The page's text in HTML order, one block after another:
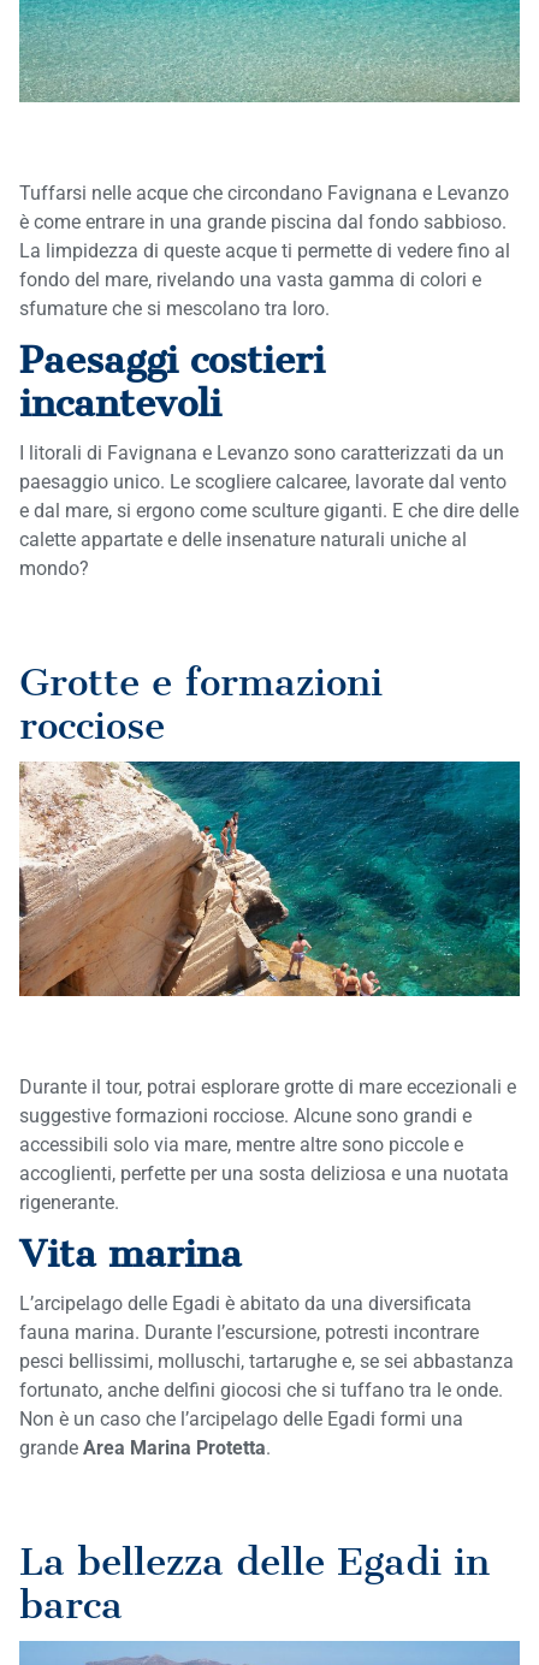
Tuffarsi nelle acque che circondano Favignana e Levanzo
è come entrare in una grande piscina dal fondo sabbioso.
La limpidezza di queste acque ti permette di vedere fino al
fondo del mare, rivelando una vasta gamma di colori e
sfumature che si mescolano tra loro.
Paesaggi costieri
incantevoli
I litorali di Favignana e Levanzo sono caratterizzati da un
paesaggio unico. Le scogliere calcaree, lavorate dal vento
e dal mare, si ergono come sculture giganti. E che dire delle
calette appartate e delle insenature naturali uniche al
mondo?
Grotte e formazioni
rocciose
Durante il tour, potrai esplorare grotte di mare eccezionali e
suggestive formazioni rocciose. Alcune sono grandi e
accessibili solo via mare, mentre altre sono piccole e
accoglienti, perfette per una sosta deliziosa e una nuotata
rigenerante.
Vita marina
L’arcipelago delle Egadi è abitato da una diversificata
fauna marina. Durante l’escursione, potresti incontrare
pesci bellissimi, molluschi, tartarughe e, se sei abbastanza
fortunato, anche delfini giocosi che si tuffano tra le onde.
Non è un caso che l’arcipelago delle Egadi formi una
grande Area Marina Protetta.
La bellezza delle Egadi in
barca